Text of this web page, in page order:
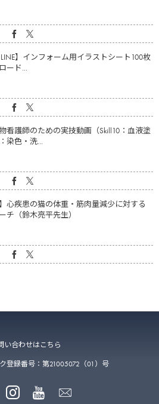
LINE】インフォーム用イラストシート100枚
ード...
看護師のための実技動画（Skill10：血液塗
染色・洗...
】心疾患の猫の体重・筋肉量減少に対する
チ（鈴木亮平先生）
い合わせはこちら
登録番号：第21005072（01）号